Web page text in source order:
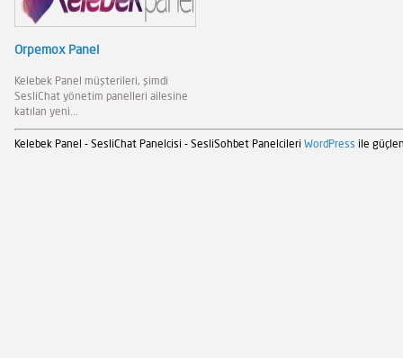
Orpemox Panel
Kelebek Panel müşterileri, şimdi
SesliChat yönetim panelleri ailesine
katılan yeni...
Kelebek Panel - SesliChat Panelcisi - SesliSohbet Panelcileri WordPress ile